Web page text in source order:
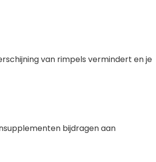
van rimpels vermindert en je
bijdragen aan